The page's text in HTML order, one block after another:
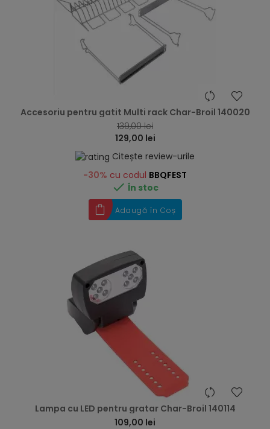
Accesoriu pentru gatit Multi rack Char-Broil 140020
139,00 lei
129,00 lei
Citește review-urile
-30% cu codul BBQFEST
 În stoc
Adaugă în Coș
Lampa cu LED pentru gratar Char-Broil 140114
109,00 lei